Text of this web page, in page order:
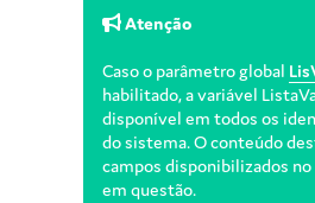
Atenção
Caso o parâmetro global
habilitado, a variável
disponível em todos os
do sistema. O conteúdo
campos disponibilizados
em questão.